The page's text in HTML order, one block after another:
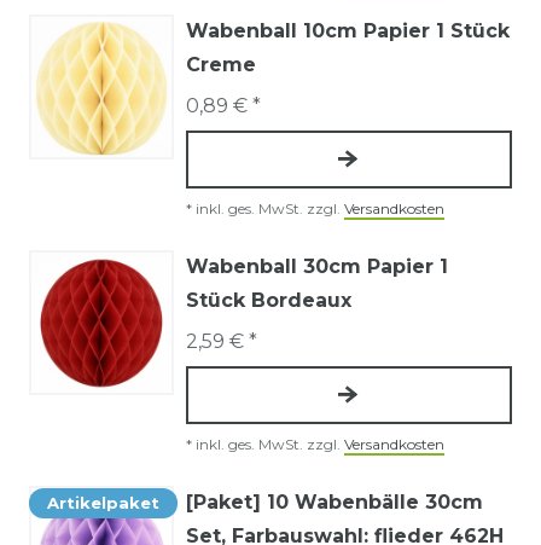
Wabenball 10cm Papier 1 Stück
Creme
0,89 € *
* inkl. ges. MwSt. zzgl. Versandkosten
Wabenball 30cm Papier 1
Stück Bordeaux
2,59 € *
* inkl. ges. MwSt. zzgl. Versandkosten
Artikelpaket
[Paket] 10 Wabenbälle 30cm
Set, Farbauswahl: flieder 462H